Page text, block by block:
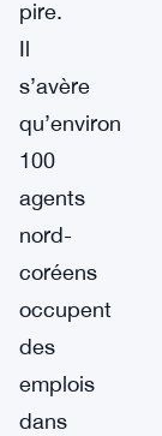
pire.
Il
s’avère
qu’environ
100
agents
nord-
coréens
occupent
des
emplois
dans